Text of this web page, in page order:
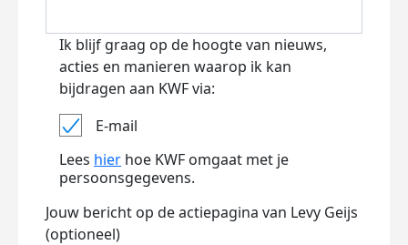
Ik blijf graag op de hoogte van nieuws,
acties en manieren waarop ik kan
bijdragen aan KWF via:
E-mail
Lees hier hoe KWF omgaat met je
persoonsgegevens.
Jouw bericht op de actiepagina van Levy Geijs
(optioneel)